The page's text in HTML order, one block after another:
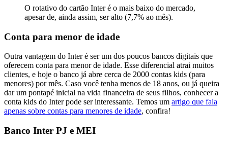
O rotativo do cartão Inter é o mais baixo do mercado,
apesar de, ainda assim, ser alto (7,7% ao mês).
Conta para menor de idade
Outra vantagem do Inter é ser um dos poucos bancos digitais que
oferecem conta para menor de idade. Esse diferencial atrai muitos
clientes, e hoje o banco já abre cerca de 2000 contas kids (para
menores) por mês. Caso você tenha menos de 18 anos, ou já queira
dar um pontapé inicial na vida financeira de seus filhos, conhecer a
conta kids do Inter pode ser interessante. Temos um artigo que fala
apenas sobre contas para menores de idade, confira!
Banco Inter PJ e MEI